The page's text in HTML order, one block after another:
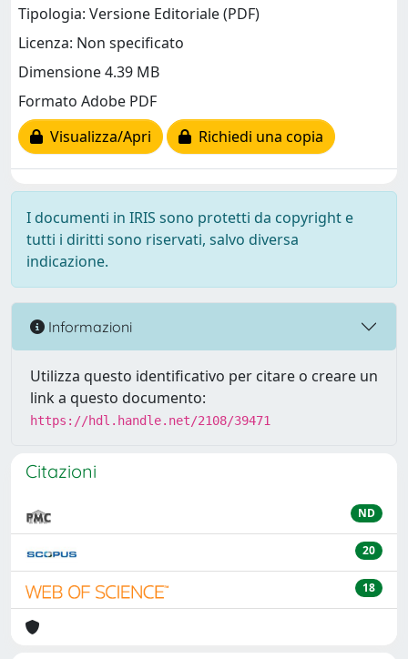
Tipologia: Versione Editoriale (PDF)
Licenza: Non specificato
Dimensione 4.39 MB
Formato Adobe PDF
Visualizza/Apri
Richiedi una copia
I documenti in IRIS sono protetti da copyright e
tutti i diritti sono riservati, salvo diversa
indicazione.
Informazioni
Utilizza questo identificativo per citare o creare un
link a questo documento:
https://hdl.handle.net/2108/39471
Citazioni
ND
20
18